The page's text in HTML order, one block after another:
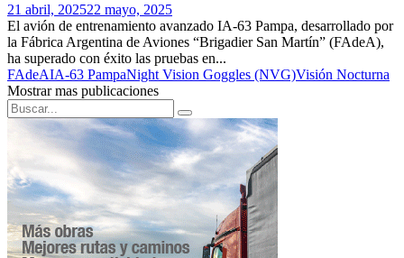
21 abril, 202522 mayo, 2025
El avión de entrenamiento avanzado IA-63 Pampa, desarrollado por
la Fábrica Argentina de Aviones “Brigadier San Martín” (FAdeA),
ha superado con éxito las pruebas en...
FAdeAIA-63 PampaNight Vision Goggles (NVG)Visión Nocturna
Mostrar mas publicaciones
Search
for:
Search